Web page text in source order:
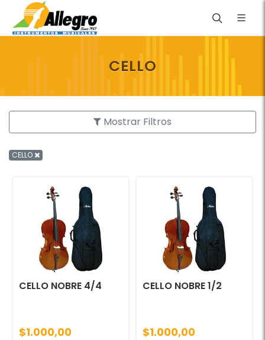
CELLO
Mostrar Filtros
CELLO
CELLO NOBRE 4/4
$1.000,00
CELLO NOBRE 1/2
$1.000,00